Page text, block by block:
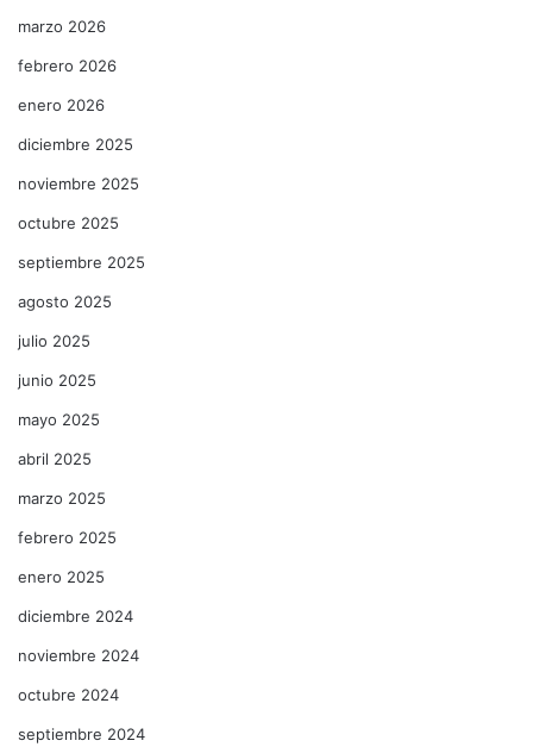
marzo 2026
febrero 2026
enero 2026
diciembre 2025
noviembre 2025
octubre 2025
septiembre 2025
agosto 2025
julio 2025
junio 2025
mayo 2025
abril 2025
marzo 2025
febrero 2025
enero 2025
diciembre 2024
noviembre 2024
octubre 2024
septiembre 2024